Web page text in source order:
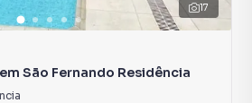
17
São Fernando Residência